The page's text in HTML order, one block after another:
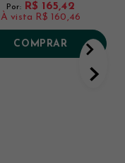
Por: R$ 165,42
À vista R$ 160,46
COMPRAR